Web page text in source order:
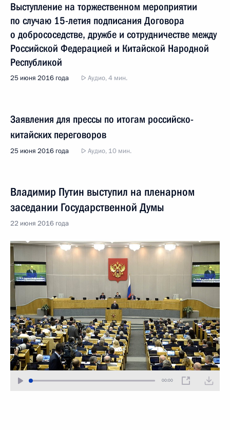
Выступление на торжественном мероприятии
по случаю 15-летия подписания Договора
о добрососедстве, дружбе и сотрудничестве между
Российской Федерацией и Китайской Народной
Республикой
25 июня 2016 года Аудио, 4 мин.
Заявления для прессы по итогам российско-
китайских переговоров
25 июня 2016 года Аудио, 10 мин.
Владимир Путин выступил на пленарном
заседании Государственной Думы
22 июня 2016 года
00:00